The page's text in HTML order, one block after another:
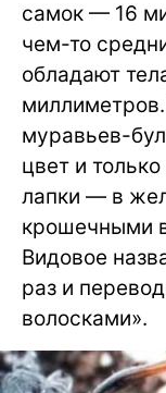
самок — 16
чем-то
обладают
муравьев-
цвет и
лапки — в
крошечными
Видовое
раз и
волосками».